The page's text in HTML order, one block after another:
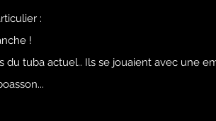
:
!
tuba actuel.. Ils se jouaient avec une